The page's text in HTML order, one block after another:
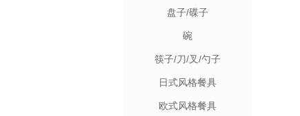
盘子/碟子
碗
筷子/刀/叉/勺子
日式风格餐具
欧式风格餐具